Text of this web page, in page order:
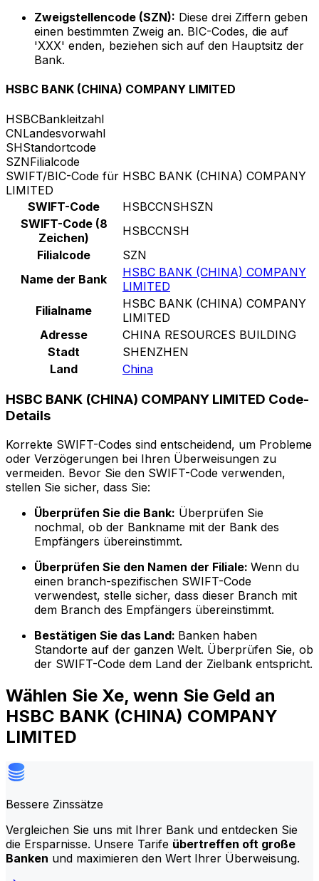
Zweigstellencode (SZN): Diese drei Ziffern geben
einen bestimmten Zweig an. BIC-Codes, die auf
'XXX' enden, beziehen sich auf den Hauptsitz der
Bank.
HSBC BANK (CHINA) COMPANY LIMITED
HSBCBankleitzahl
CNLandesvorwahl
SHStandortcode
SZNFilialcode
SWIFT/BIC-Code für HSBC BANK (CHINA) COMPANY
LIMITED
SWIFT-Code
HSBCCNSHSZN
SWIFT-Code (8
Zeichen)
HSBCCNSH
Filialcode
SZN
Name der Bank
HSBC BANK (CHINA) COMPANY
LIMITED
Filialname
HSBC BANK (CHINA) COMPANY
LIMITED
Adresse
CHINA RESOURCES BUILDING
Stadt
SHENZHEN
Land
China
HSBC BANK (CHINA) COMPANY LIMITED Code-
Details
Korrekte SWIFT-Codes sind entscheidend, um Probleme
oder Verzögerungen bei Ihren Überweisungen zu
vermeiden. Bevor Sie den SWIFT-Code verwenden,
stellen Sie sicher, dass Sie:
Überprüfen Sie die Bank: Überprüfen Sie
nochmal, ob der Bankname mit der Bank des
Empfängers übereinstimmt.
Überprüfen Sie den Namen der Filiale: Wenn du
einen branch-spezifischen SWIFT-Code
verwendest, stelle sicher, dass dieser Branch mit
dem Branch des Empfängers übereinstimmt.
Bestätigen Sie das Land: Banken haben
Standorte auf der ganzen Welt. Überprüfen Sie, ob
der SWIFT-Code dem Land der Zielbank entspricht.
Wählen Sie Xe, wenn Sie Geld an
HSBC BANK (CHINA) COMPANY
LIMITED
Bessere Zinssätze
Vergleichen Sie uns mit Ihrer Bank und entdecken Sie
die Ersparnisse. Unsere Tarife übertreffen oft große
Banken und maximieren den Wert Ihrer Überweisung.